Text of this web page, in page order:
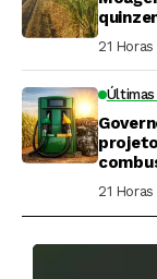
21 Horas ⁮
21 Horas ⁮